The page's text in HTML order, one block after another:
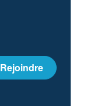
Rejoindre